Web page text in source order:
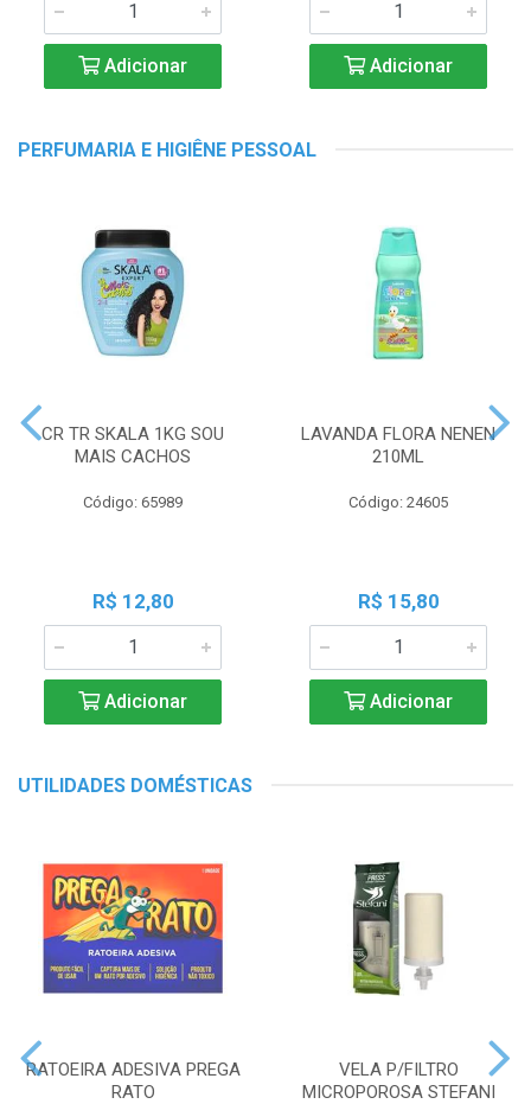
Adicionar Adicionar
PERFUMARIA E HIGIÊNE PESSOAL
CR TR SKALA 1KG SOU
MAIS CACHOS
Código: 65989
R$ 12,80
Adicionar
LAVANDA FLORA NENEN
210ML
Código: 24605
R$ 15,80
Adicionar
UTILIDADES DOMÉSTICAS
RATOEIRA ADESIVA PREGA
RATO
VELA P/FILTRO
MICROPOROSA STEFANI